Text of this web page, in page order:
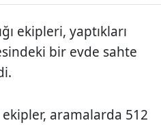
ekipleri, yaptıkları
bir evde sahte
aramalarda 512